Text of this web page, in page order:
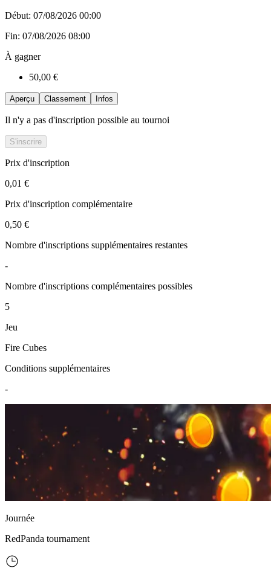
Début: 07/08/2026 00:00
Fin: 07/08/2026 08:00
À gagner
50,00 €
Aperçu Classement Infos
Il n'y a pas d'inscription possible au tournoi
S'inscrire
Prix d'inscription
0,01 €
Prix d'inscription complémentaire
0,50 €
Nombre d'inscriptions supplémentaires restantes
-
Nombre d'inscriptions complémentaires possibles
5
Jeu
Fire Cubes
Conditions supplémentaires
-
Journée
RedPanda tournament